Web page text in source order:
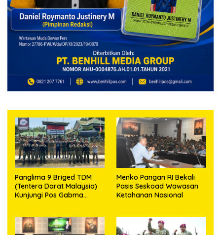
Panglima 9 Briged TDM
(Tentera Darat Malaysia)
Kunjungi Pos Gabma
TDM
Menko Pangan RI Bekali
Pasis Seskoad Wawasan
Ketahanan Nasional